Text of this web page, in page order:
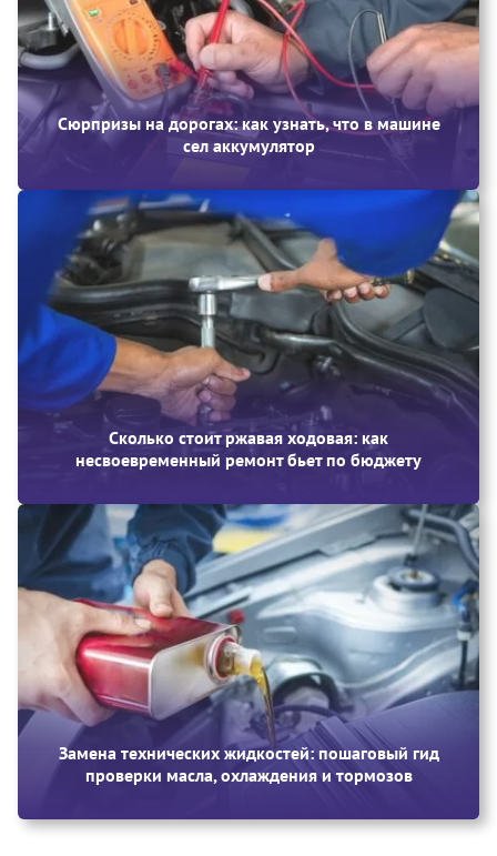
Сюрпризы на дорогах: как узнать, что в машине
сел аккумулятор
Сколько стоит ржавая ходовая: как
несвоевременный ремонт бьет по бюджету
Замена технических жидкостей: пошаговый гид
проверки масла, охлаждения и тормозов